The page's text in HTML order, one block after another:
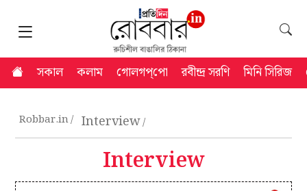
সকাল কলাম গোলগপ্‌পো রবীন্দ্র সরণি মিনি সিরিজ
Robbar.in Interview
Interview